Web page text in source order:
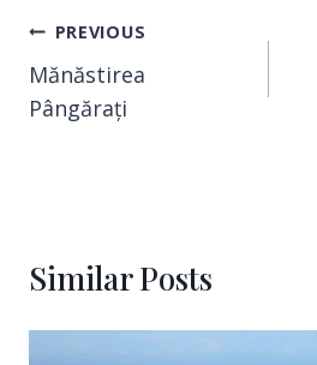
PREVIOUS
Mănăstirea
Pângărați
Similar Posts